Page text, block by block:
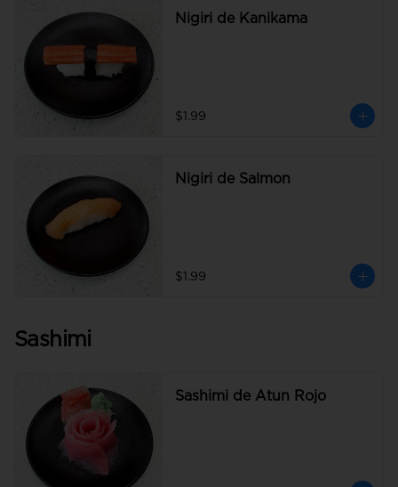
Nigiri de Kanikama
$1.99
Nigiri de Salmon
$1.99
Sashimi
Sashimi de Atun Rojo